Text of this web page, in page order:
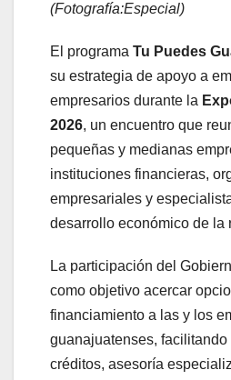
(Fotografía:Especial)
El programa Tu Puedes
su estrategia de apoyo a
empresarios durante la
2026, un encuentro que
pequeñas y medianas
instituciones financieras,
empresariales y
desarrollo económico de la
La participación del
como objetivo acercar
financiamiento a las y los
guanajuatenses, facilitando
créditos, asesoría